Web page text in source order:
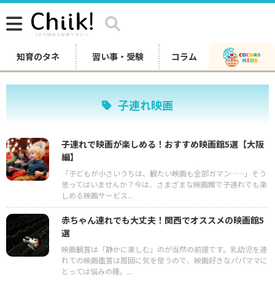
知育のタネ 習い事・受験 コラム
子連れ映画
子連れで映画が楽しめる！おすすめ映画館5選【大阪
編】
「子どもが小さいうちは、観たい映画も全部ガマン……」そう
思ってはいませんか？今は、さまざまな映画館で子連れでも楽
しめる映画サービス...
赤ちゃん連れでも大丈夫！関西でオススメの映画館5
選
映画観賞は「静かに楽しむ」のが当然の前提です。乳幼児を連
れての映画鑑賞は周囲に気を使うので、映画好きなパパママに
とっては悩みの種。...